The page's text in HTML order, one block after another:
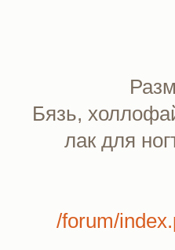
Бязь,
лак для
/forum/